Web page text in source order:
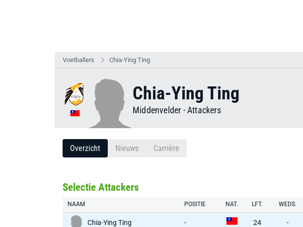
Voetballers Chia-Ying Ting
Chia-Ying Ting
Middenvelder -Attackers
Overzicht Nieuws Carrière
Selectie Attackers
NAAM POSITIE NAT. LFT. WEDS.
Chia-Ying Ting - 24 -